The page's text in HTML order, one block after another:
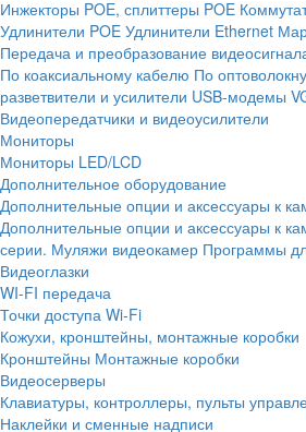
Инжекторы POE, сплиттеры POE
Удлинители POE Удлинители Ethernet
Передача и преобразование
По коаксиальному кабелю По оптоволокну
разветвители и усилители USB-модемы
Видеопередатчики и видеоусилители
Мониторы
Мониторы LED/LCD
Дополнительное оборудование
Дополнительные опции и аксессуары к
Дополнительные опции и аксессуары к
серии. Муляжи видеокамер Программы
Видеоглазки
WI-FI передача
Точки доступа Wi-Fi
Кожухи, кронштейны, монтажные коробки
Кронштейны Монтажные коробки
Видеосерверы
Клавиатуры, контроллеры, пульты
Наклейки и сменные надписи